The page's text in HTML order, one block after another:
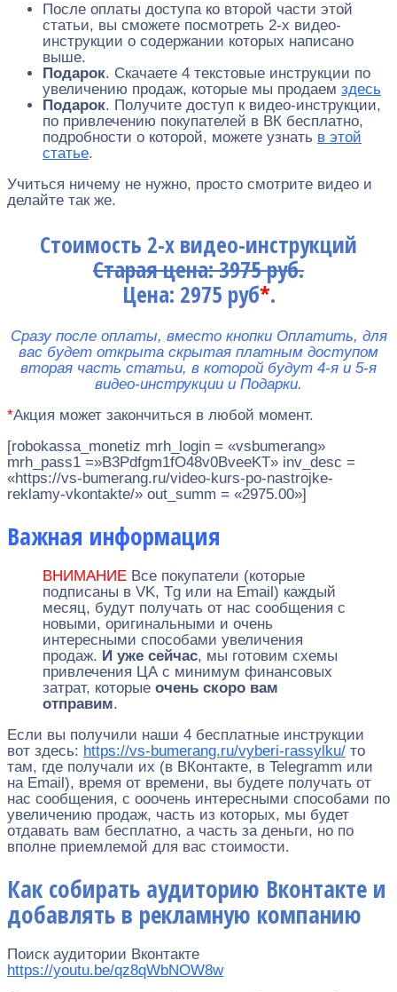
После оплаты доступа ко второй части этой
статьи, вы сможете посмотреть 2-х видео-
инструкции о содержании которых написано
выше.
Подарок. Скачаете 4 текстовые инструкции по
увеличению продаж, которые мы продаем здесь
Подарок. Получите доступ к видео-инструкции,
по привлечению покупателей в ВК бесплатно,
подробности о которой, можете узнать в этой
статье.
Учиться ничему не нужно, просто смотрите видео и
делайте так же.
Стоимость 2-х видео-инструкций
Старая цена: 3975 руб.
Цена: 2975 руб*.
Сразу после оплаты, вместо кнопки Оплатить, для
вас будет открыта скрытая платным доступом
вторая часть статьи, в которой будут 4-я и 5-я
видео-инструкции и Подарки.
*Акция может закончиться в любой момент.
[robokassa_monetiz mrh_login = «vsbumerang»
mrh_pass1 =»B3Pdfgm1fO48v0BveeKT» inv_desc =
«https://vs-bumerang.ru/video-kurs-po-nastrojke-
reklamy-vkontakte/» out_summ = «2975.00»]
Важная информация
ВНИМАНИЕ Все покупатели (которые
подписаны в VK, Tg или на Email) каждый
месяц, будут получать от нас сообщения с
новыми, оригинальными и очень
интересными способами увеличения
продаж. И уже сейчас, мы готовим схемы
привлечения ЦА с минимум финансовых
затрат, которые очень скоро вам
отправим.
Если вы получили наши 4 бесплатные инструкции
вот здесь: https://vs-bumerang.ru/vyberi-rassylku/ то
там, где получали их (в ВКонтакте, в Telegramm или
на Email), время от времени, вы будете получать от
нас сообщения, с ооочень интересными способами по
увеличению продаж, часть из которых, мы будет
отдавать вам бесплатно, а часть за деньги, но по
вполне приемлемой для вас стоимости.
Как собирать аудиторию Вконтакте и
добавлять в рекламную компанию
Поиск аудитории Вконтакте
https://youtu.be/qz8qWbNOW8w